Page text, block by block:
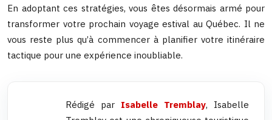
En adoptant ces stratégies, vous êtes désormais armé pour
transformer votre prochain voyage estival au Québec. Il ne
vous reste plus qu’à commencer à planifier votre itinéraire
tactique pour une expérience inoubliable.
Rédigé par Isabelle Tremblay, Isabelle